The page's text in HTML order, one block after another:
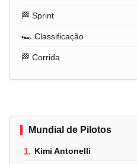
🏁 Sprint
🏎️ Classificação
🏁 Corrida
Mundial de Pilotos
1. Kimi Antonelli